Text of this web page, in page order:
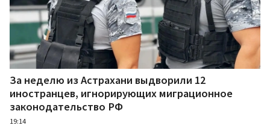
За неделю из Астрахани выдворили 12
иностранцев, игнорирующих миграционное
законодательство РФ
19:14